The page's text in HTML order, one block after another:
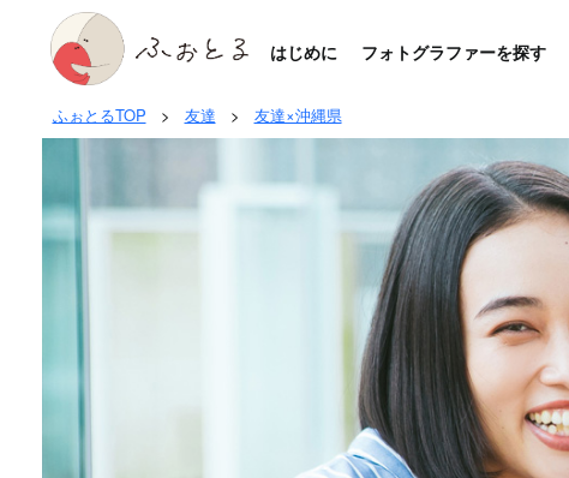
はじめに フォトグラファーを探す
ふぉとるTOP > 友達 > 友達×沖縄県